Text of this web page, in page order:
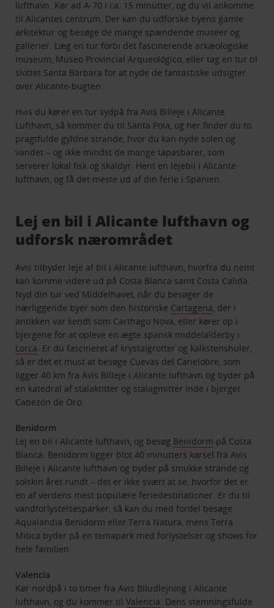
lufthavn. Kør ad A-70 i ca. 15 minutter, og du vil ankomme
til Alicantes centrum. Der kan du udforske byens gamle
arkitektur og besøge de mange spændende museer og
gallerier. Læg en tur forbi det fascinerende arkæologiske
museum, Museo Provincial Arqueológico, eller tag en tur til
slottet Santa Bárbara for at nyde de fantastiske udsigter
over Alicante-bugten.
Hvis du kører en tur sydpå fra Avis Billeje i Alicante
Lufthavn, så kommer du til Santa Pola, og her finder du to
pragtfulde gyldne strande, hvor du kan nyde solen og
vandet – og ikke mindst de mange tapasbarer, som
serverer lokal fisk og skaldyr. Hent en lejebil i Alicante
lufthavn, og få det meste ud af din ferie i Spanien.
Lej en bil i Alicante lufthavn og
udforsk nærområdet
Avis tilbyder leje af bil i Alicante lufthavn, hvorfra du nemt
kan komme videre ud på Costa Blanca samt Costa Calida.
Nyd din tur ved Middelhavet, når du besøger de
nærliggende byer som den historiske Cartagena , der i
antikken var kendt som Carthago Nova, eller kører op i
bjergene for at opleve en ægte spansk middelalderby i
Lorca . Er du fascineret af krystalgrotter og kalkstenshuler,
så er det et must at besøge Cuevas del Canelobre, som
ligger 40 km fra Avis Billeje i Alicante lufthavn og byder på
en katedral af stalaktitter og stalagmitter inde i bjerget
Cabezón de Oro.
Benidorm
Lej en bil i Alicante lufthavn, og besøg Benidorm på Costa
Blanca. Benidorm ligger blot 40 minutters kørsel fra Avis
Billeje i Alicante lufthavn og byder på smukke strande og
solskin året rundt – det er ikke svært at se, hvorfor det er
en af verdens mest populære feriedestinationer. Er du til
vandforlystelsesparker, så kan du med fordel besøge
Aqualandia Benidorm eller Terra Natura, mens Terra
Mitica byder på en temapark med forlystelser og shows for
hele familien.
Valencia
Kør nordpå i to timer fra Avis Biludlejning i Alicante
lufthavn, og du kommer tilValencia . Dens stemningsfulde